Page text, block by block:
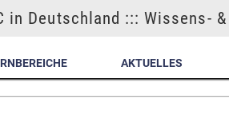
in Deutschland ::: Wissens-
AKTUELLES